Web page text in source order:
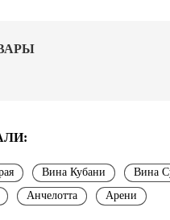
Вина Кубани Вина
Анчелотта Арени